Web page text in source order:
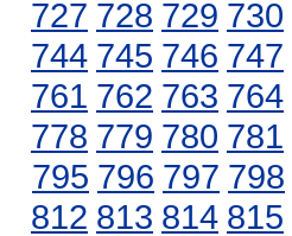
727 728 729 730
744 745 746 747
761 762 763 764
778 779 780 781
795 796 797 798
812 813 814 815